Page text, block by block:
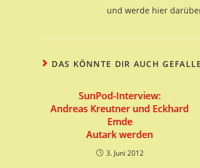
und werde hier
DAS KÖNNTE DIR AUCH
SunPod-Interview:
Andreas Kreutner und Eckhard
Emde
Autark werden
3. Juni 2012